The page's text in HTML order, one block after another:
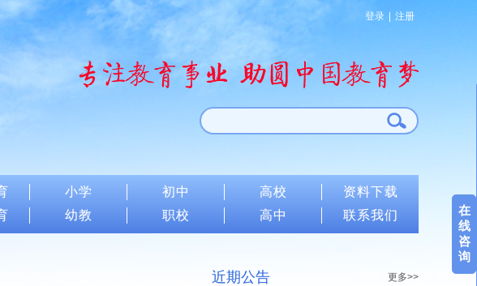
登录 注册
小学 初中 高校
资料下载
幼教 职校 高中 联系我们
近期公告 更多>>
关于征集展演少年儿童优秀文化艺术作
在
线
咨
询